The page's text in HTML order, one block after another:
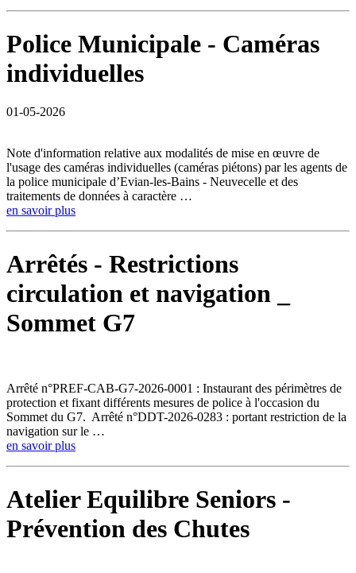
Police Municipale - Caméras
individuelles
01-05-2026
Note d'information relative aux modalités de mise en œuvre de
l'usage des caméras individuelles (caméras piétons) par les agents de
la police municipale d’Evian-les-Bains - Neuvecelle et des
traitements de données à caractère …
en savoir plus
Arrêtés - Restrictions
circulation et navigation _
Sommet G7
Arrêté n°PREF-CAB-G7-2026-0001 : Instaurant des périmètres de
protection et fixant différents mesures de police à l'occasion du
Sommet du G7. Arrêté n°DDT-2026-0283 : portant restriction de la
navigation sur le …
en savoir plus
Atelier Equilibre Seniors -
Prévention des Chutes